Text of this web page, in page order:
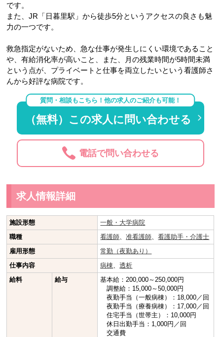
です。
また、JR「日暮里駅」から徒歩5分というアクセスの良さも魅
力の一つです。
救急指定がないため、急な仕事が発生しにくい環境であること
や、有給消化率が高いこと、また、月の残業時間が5時間未満
という点が、プライベートと仕事を両立したいという看護師さ
んから好評な病院です。
質問・相談もこちら！他の求人のご紹介も可能！
（無料）この求人に問い合わせる
電話で問い合わせる
求人情報詳細
施設形態
一般・大学病院
職種
看護師 、准看護師 、看護助手・介護士
雇用形態
常勤（夜勤あり）
仕事内容
病棟 、透析
給料
給与
基本給：200,000～250,000円
調整給：15,000～50,000円
夜勤手当（一般病棟）：18,000／回
夜勤手当（療養病棟）：17,000／回
住宅手当（世帯主）：10,000円
休日出勤手当：1,000円／回
交通費